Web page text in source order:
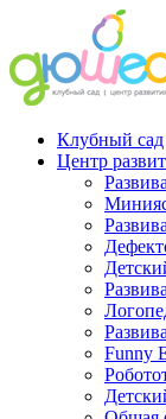
Клубный сад
Центр
Funny